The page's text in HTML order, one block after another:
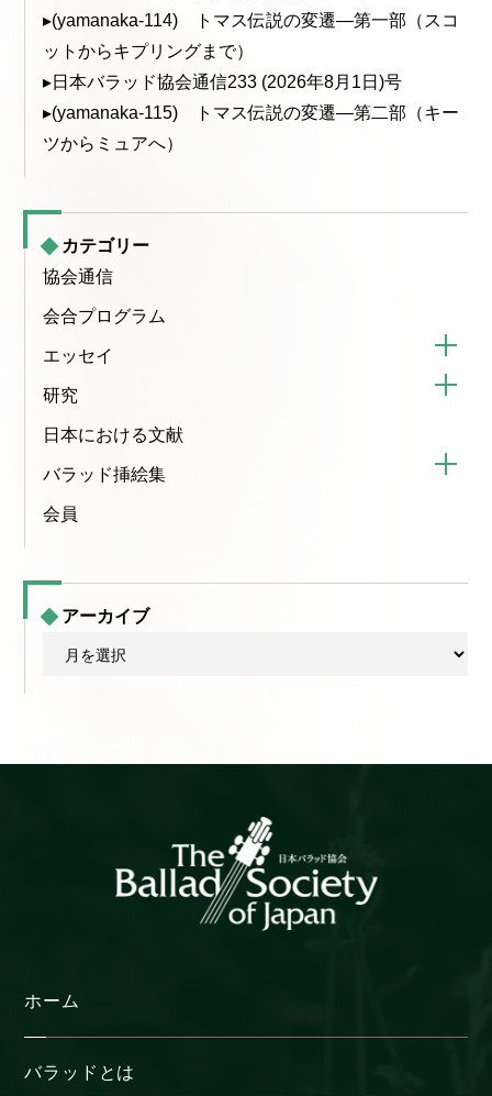
▸(yamanaka-114) トマス伝説の変遷—第一部（スコ
ットからキプリングまで）
▸日本バラッド協会通信233 (2026年8月1日)号
▸(yamanaka-115) トマス伝説の変遷—第二部（キー
ツからミュアへ）
カテゴリー
協会通信
会合プログラム
エッセイ
研究
日本における文献
バラッド挿絵集
会員
アーカイブ
ブ
ホーム
バラッドとは